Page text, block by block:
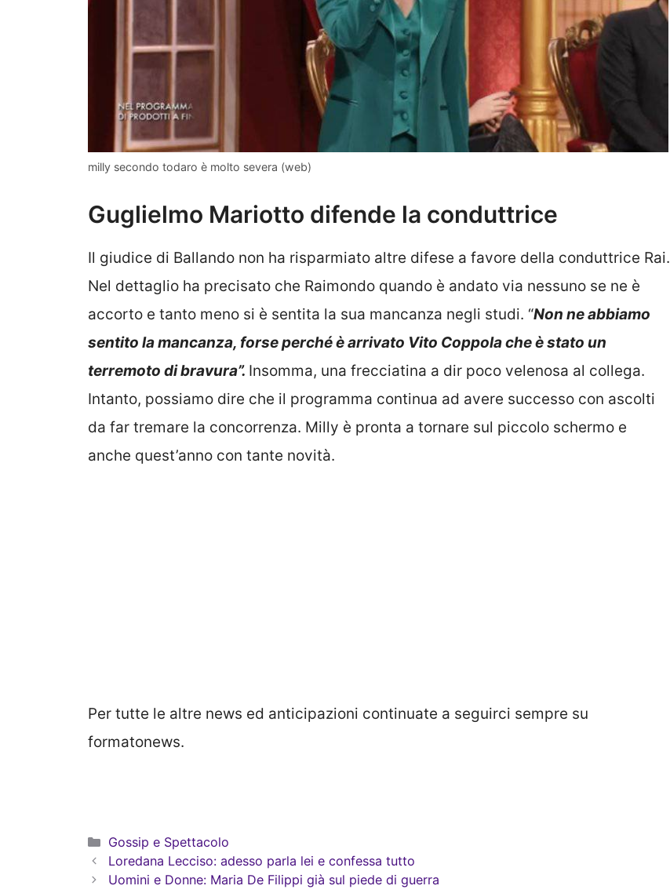
milly secondo todaro è molto severa (web)
Guglielmo Mariotto difende la conduttrice
Il giudice di Ballando non ha risparmiato altre difese a favore della conduttrice Rai.
Nel dettaglio ha precisato che Raimondo quando è andato via nessuno se ne è
accorto e tanto meno si è sentita la sua mancanza negli studi. “Non ne abbiamo
sentito la mancanza, forse perché è arrivato Vito Coppola che è stato un
terremoto di bravura”. Insomma, una frecciatina a dir poco velenosa al collega.
Intanto, possiamo dire che il programma continua ad avere successo con ascolti
da far tremare la concorrenza. Milly è pronta a tornare sul piccolo schermo e
anche quest’anno con tante novità.
Per tutte le altre news ed anticipazioni continuate a seguirci sempre su
formatonews.
Categorie
Gossip e Spettacolo
Loredana Lecciso: adesso parla lei e confessa tutto
Uomini e Donne: Maria De Filippi già sul piede di guerra